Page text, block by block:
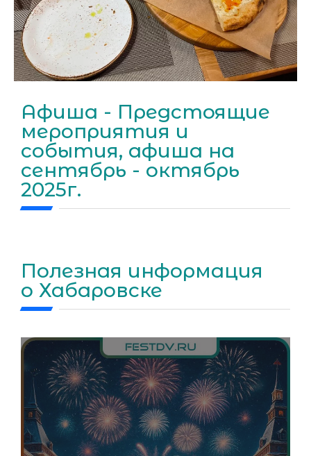
Афиша - Предстоящие
мероприятия и
события, афиша на
сентябрь - октябрь
2025г.
Полезная информация
о Хабаровске